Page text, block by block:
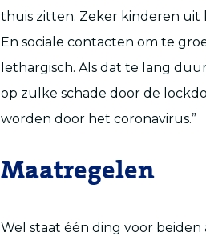
thuis zitten. Zeker kinderen uit
En sociale contacten om te
lethargisch. Als dat te lang
op zulke schade door de
worden door het coronavirus.”
Maatregelen
Wel staat één ding voor